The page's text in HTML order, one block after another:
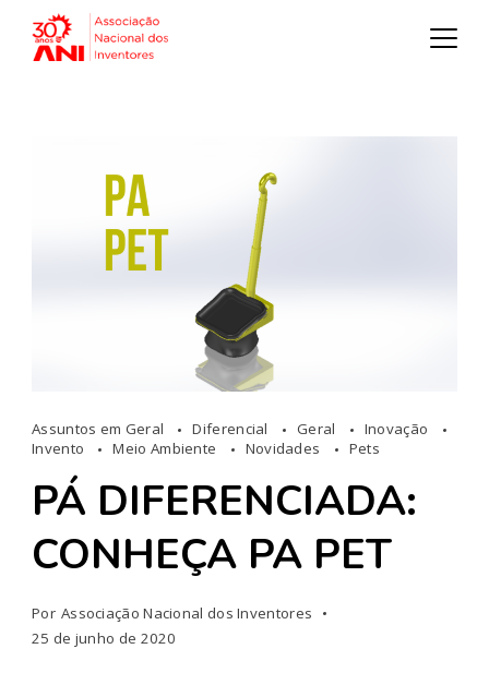
Assuntos em Geral Diferencial Geral
Inovação
Invento
Meio Ambiente Novidades Pets
PÁ DIFERENCIADA:
CONHEÇA PA PET
Por Associação Nacional dos Inventores
25 de junho de 2020